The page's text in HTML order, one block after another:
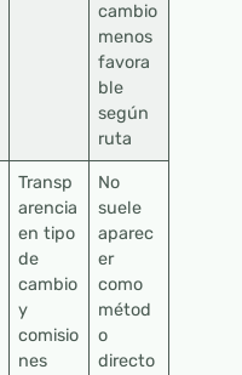
cambio
menos
favora
ble
según
ruta
Transp
arencia
en tipo
de
cambio
y
comisio
nes
No
suele
aparec
er
como
métod
o
directo